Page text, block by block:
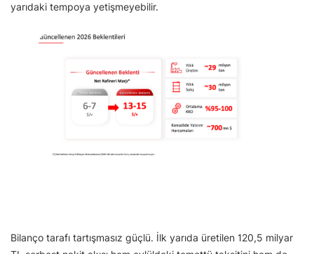
yarıdaki tempoya yetişmeyebilir.
Bilanço tarafı tartışmasız güçlü. İlk yarıda üretilen 120,5 milyar